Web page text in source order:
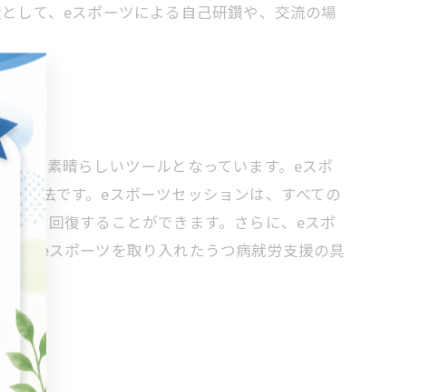
して、eスポーツによる自己研鑽や、交流の場
する素晴らしいツールとなっています。eスポ
方法です。eスポーツセッションは、すべての
感を回復することができます。さらに、eスポ
たeスポーツを取り入れたうつ病就労支援の具